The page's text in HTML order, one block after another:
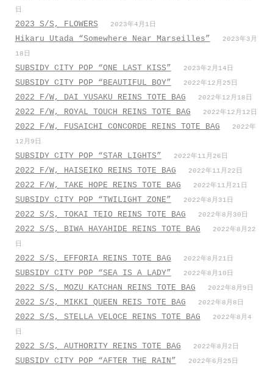
日
2023 S/S, FLOWERS 2023年4月1日
Hikaru Utada “Somewhere Near Marseilles”
2023年3月
18日
SUBSIDY CITY POP “ONE LAST KISS” 2023年2月14日
SUBSIDY CITY POP “BEAUTIFUL BOY” 2022年12月25日
2022 F/W, DAI YUSAKU REINS TOTE BAG 2022年12月18日
2022 F/W, ROYAL TOUCH REINS TOTE BAG 2022年12月12日
2022 F/W, FUSAICHI CONCORDE REINS TOTE BAG
2022年
12月9日
SUBSIDY CITY POP “STAR LIGHTS” 2022年11月26日
2022 F/W, HAISEIKO REINS TOTE BAG 2022年11月22日
2022 F/W, TAKE HOPE REINS TOTE BAG 2022年11月21日
SUBSIDY CITY POP “TWILIGHT ZONE” 2022年8月31日
2022 S/S, TOKAI TEIO REINS TOTE BAG 2022年8月30日
2022 S/S, BIWA HAYAHIDE REINS TOTE BAG
2022年8月22
日
2022 S/S, EFFORIA REINS TOTE BAG 2022年8月21日
SUBSIDY CITY POP “SEA IS A LADY” 2022年8月10日
2022 S/S, MOZU KATCHAN REINS TOTE BAG 2022年8月9日
2022 S/S, MIKKI QUEEN REIS TOTE BAG 2022年8月8日
2022 S/S, STELLA VELOCE REINS TOTE BAG
2022年8月4
日
2022 S/S, AUTHORITY REINS TOTE BAG 2022年8月2日
SUBSIDY CITY POP “AFTER THE RAIN” 2022年6月25日